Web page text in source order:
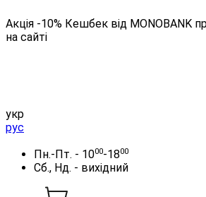
Акція -10% Кешбек від MONOBANK
на сайті
укр
рус
Пн.-Пт. - 1000-1800
Сб., Нд. - вихідний